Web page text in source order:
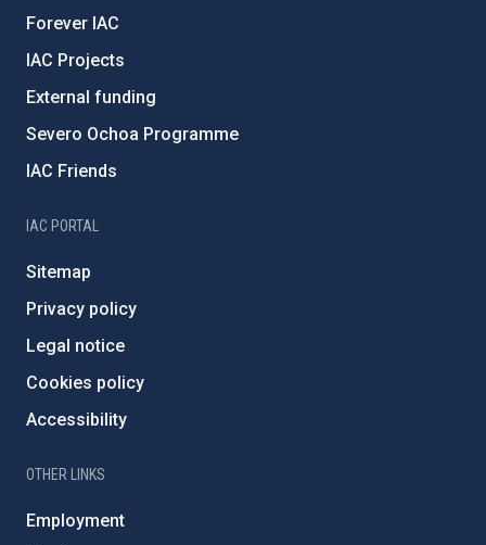
Forever IAC
IAC Projects
External funding
Severo Ochoa Programme
IAC Friends
IAC PORTAL
Sitemap
Privacy policy
Legal notice
Cookies policy
Accessibility
OTHER LINKS
Employment